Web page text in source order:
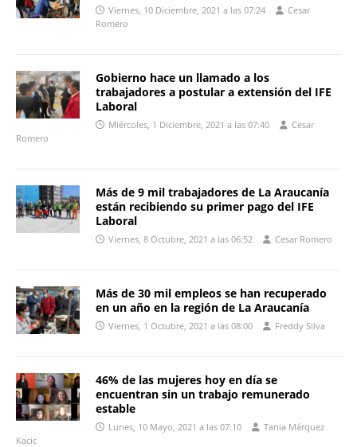
Viernes, 10 Diciembre, 2021 a las 07:24
Cesar
Romero
Gobierno hace un llamado a los
trabajadores a postular a extensión del IFE
Laboral
Miércoles, 1 Diciembre, 2021 a las 07:40
Cesar
Romero
Más de 9 mil trabajadores de La Araucanía
están recibiendo su primer pago del IFE
Laboral
Viernes, 8 Octubre, 2021 a las 06:52 Cesar Romero
Más de 30 mil empleos se han recuperado
en un año en la región de La Araucanía
Viernes, 1 Octubre, 2021 a las 08:00 Freddy Silva
46% de las mujeres hoy en día se
encuentran sin un trabajo remunerado
estable
Lunes, 10 Mayo, 2021 a las 07:10
Tania Márquez
Kacic